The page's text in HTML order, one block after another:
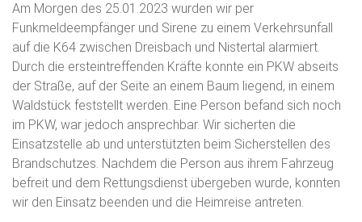
Am Morgen des 25.01.2023 wurden wir per
Funkmeldeempfänger und Sirene zu einem Verkehrsunfall
auf die K64 zwischen Dreisbach und Nistertal alarmiert.
Durch die ersteintreffenden Kräfte konnte ein PKW abseits
der Straße, auf der Seite an einem Baum liegend, in einem
Waldstück feststellt werden. Eine Person befand sich noch
im PKW, war jedoch ansprechbar. Wir sicherten die
Einsatzstelle ab und unterstützten beim Sicherstellen des
Brandschutzes. Nachdem die Person aus ihrem Fahrzeug
befreit und dem Rettungsdienst übergeben wurde, konnten
wir den Einsatz beenden und die Heimreise antreten.